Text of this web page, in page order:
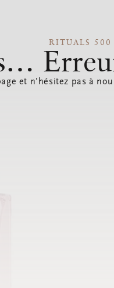
RITUALS 500
et n’hésitez pas à